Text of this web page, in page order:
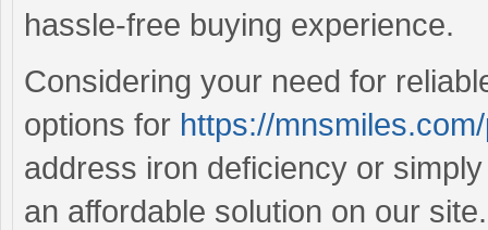
hassle-free buying experience.
Considering your need for
options for https://
address iron deficiency or
an affordable solution on our site.